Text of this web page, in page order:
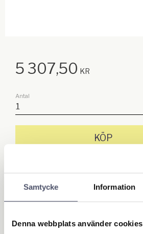
Samtycke Information
Denna webbplats använder cookies
5 307,50 KR
Antal
KÖP
Ge ett omdöme!